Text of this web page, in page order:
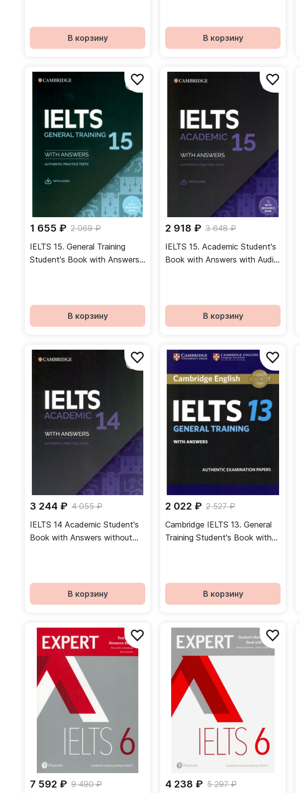
В корзину В корзину
1 655 ₽ 2 069 ₽
IELTS 15. General Training
Student's Book with Answers
В корзину
2 918 ₽ 3 648 ₽
IELTS 15. Academic Student's
Book with Answers with Audio
В корзину
3 244 ₽ 4 055 ₽
IELTS 14 Academic Student's
Book with Answers without
В корзину
2 022 ₽ 2 527 ₽
Cambridge IELTS 13. General
Training Student's Book with
В корзину
7 592 ₽ 9 490 ₽ 4 238 ₽ 5 297 ₽